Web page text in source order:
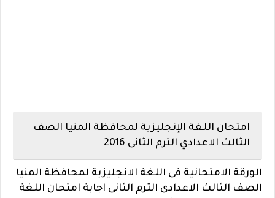
امتحان اللغة الإنجليزية لمحافظة المنيا الصف
الثالث الاعدادي الترم الثانى 2016
الورقة الامتحانية فى اللغة الانجليزية لمحافظة المنيا
الصف الثالث الاعدادى الترم الثانى اجابة امتحان اللغة